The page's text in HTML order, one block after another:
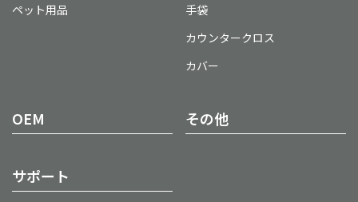
ペット用品
手袋
カウンタークロス
カバー
OEM その他
サポート